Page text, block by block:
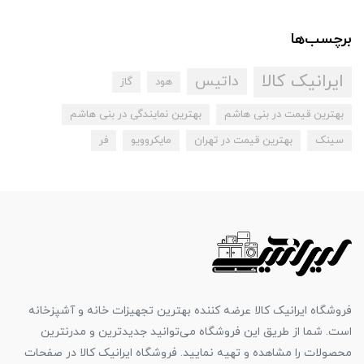
برچسب‌ها
ایرانیک کالا داتیس هود گاز
بهترین قیمت در بنی هاشم
بهترین نمایندگی در بنی هاشم
سینک
بهترین قیمت در تهران مایکروویو فر
فروشگاه ایرانیک کالا عرضه کننده بهترین تجهیزات خانه و آشپزخانه
است. شما از طریق این فروشگاه می‌توانید جدیدترین و مدرنترین
محصولات را مشاهده و تهیه نمایید. فروشگاه ایرانیک کالا در صفحات